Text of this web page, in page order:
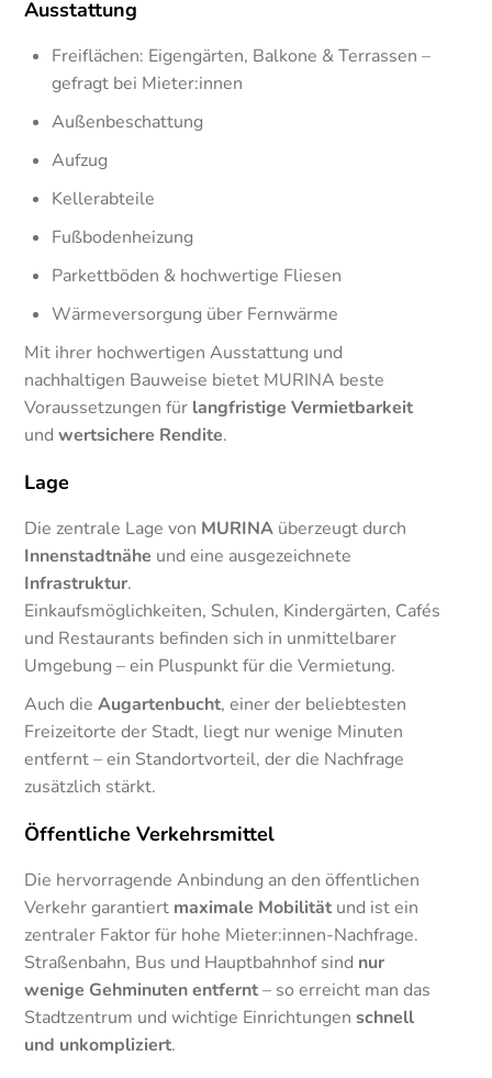
Ausstattung
Freiflächen: Eigengärten, Balkone & Terrassen –
gefragt bei Mieter:innen
Außenbeschattung
Aufzug
Kellerabteile
Fußbodenheizung
Parkettböden & hochwertige Fliesen
Wärmeversorgung über Fernwärme
Mit ihrer hochwertigen Ausstattung und
nachhaltigen Bauweise bietet MURINA beste
Voraussetzungen für langfristige Vermietbarkeit
undwertsichere Rendite.
Lage
Die zentrale Lage von MURINA überzeugt durch
Innenstadtnähe und eine ausgezeichnete
Infrastruktur.
Einkaufsmöglichkeiten, Schulen, Kindergärten, Cafés
und Restaurants befinden sich in unmittelbarer
Umgebung – ein Pluspunkt für die Vermietung.
Auch dieAugartenbucht, einer der beliebtesten
Freizeitorte der Stadt, liegt nur wenige Minuten
entfernt – ein Standortvorteil, der die Nachfrage
zusätzlich stärkt.
Öffentliche Verkehrsmittel
Die hervorragende Anbindung an den öffentlichen
Verkehr garantiert maximale Mobilität und ist ein
zentraler Faktor für hohe Mieter:innen-Nachfrage.
Straßenbahn, Bus und Hauptbahnhof sind nur
wenige Gehminuten entfernt– so erreicht man das
Stadtzentrum und wichtige Einrichtungenschnell
und unkompliziert.